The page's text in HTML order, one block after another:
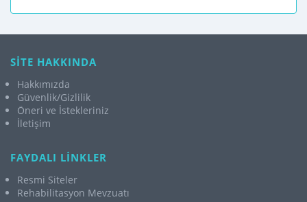
SİTE HAKKINDA
Hakkımızda
Güvenlik/Gizlilik
Öneri ve İstekleriniz
İletişim
FAYDALI LİNKLER
Resmi Siteler
Rehabilitasyon Mevzuatı